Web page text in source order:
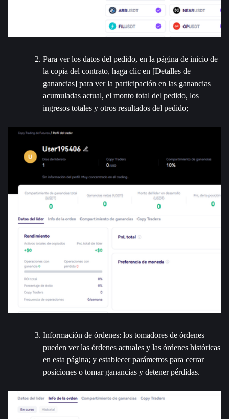
Para ver los datos del pedido, en la página de inicio de
la copia del contrato, haga clic en [Detalles de
ganancias] para ver la participación en las ganancias
acumuladas actual, el monto total del pedido, los
ingresos totales y otros resultados del pedido;
Información de órdenes: los tomadores de órdenes
pueden ver las órdenes actuales y las órdenes históricas
en esta página; y establecer parámetros para cerrar
posiciones o tomar ganancias y detener pérdidas.